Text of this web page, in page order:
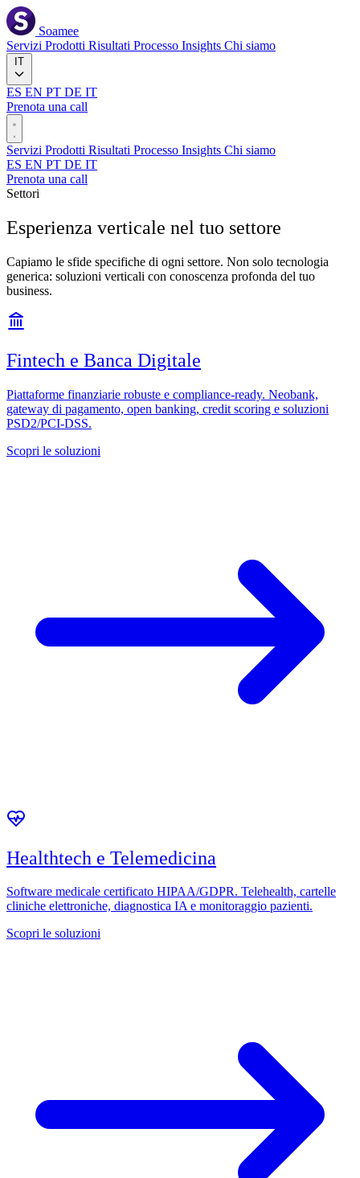
Soamee
Servizi Prodotti Risultati Processo Insights Chi siamo
ES EN PT DE IT
Prenota una call
Servizi Prodotti Risultati Processo Insights Chi siamo
ES EN PT DE IT
Prenota una call
Settori
Esperienza verticale nel tuo settore
Capiamo le sfide specifiche di ogni settore. Non solo tecnologia
generica: soluzioni verticali con conoscenza profonda del tuo
business.
Fintech e Banca Digitale
Piattaforme finanziarie robuste e compliance-ready. Neobank,
gateway di pagamento, open banking, credit scoring e soluzioni
PSD2/PCI-DSS.
Scopri le soluzioni
Healthtech e Telemedicina
Software medicale certificato HIPAA/GDPR. Telehealth, cartelle
cliniche elettroniche, diagnostica IA e monitoraggio pazienti.
Scopri le soluzioni